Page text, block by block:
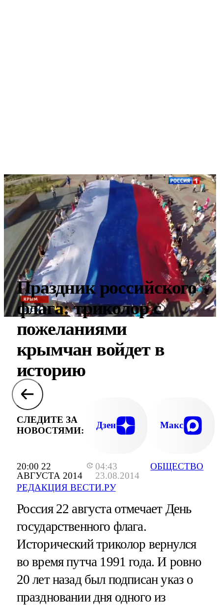
20:00 22
АВГУСТА 2014
04:43
23.08.2014
РЕДАКЦИЯ ВЕСТИ.РУ
ОБЩЕСТВО
Праздник российского
флага: триколор с
пожеланиями
крымчан войдет в
историю
СЛЕДИТЕ ЗА
НОВОСТЯМИ:
Дзен Макс
Россия 22 августа отмечает День
государственного флага.
Исторический триколор вернулся
во время путча 1991 года. И ровно
20 лет назад был подписан указ о
праздновании дня одного из